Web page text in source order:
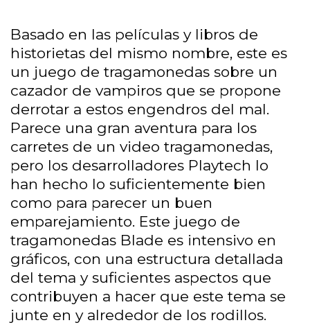
Basado en las películas y libros de
historietas del mismo nombre, este es
un juego de tragamonedas sobre un
cazador de vampiros que se propone
derrotar a estos engendros del mal.
Parece una gran aventura para los
carretes de un video tragamonedas,
pero los desarrolladores Playtech lo
han hecho lo suficientemente bien
como para parecer un buen
emparejamiento. Este juego de
tragamonedas Blade es intensivo en
gráficos, con una estructura detallada
del tema y suficientes aspectos que
contribuyen a hacer que este tema se
junte en y alrededor de los rodillos.